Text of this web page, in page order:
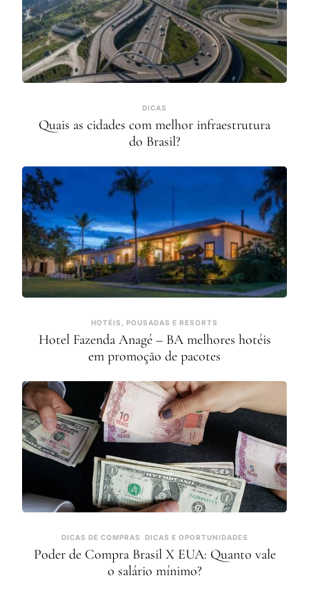
DICAS
Quais as cidades com melhor infraestrutura
do Brasil?
HOTÉIS, POUSADAS E RESORTS
Hotel Fazenda Anagé – BA melhores hotéis
em promoção de pacotes
DICAS DE COMPRAS DICAS E OPORTUNIDADES
Poder de Compra Brasil X EUA: Quanto vale
o salário mínimo?